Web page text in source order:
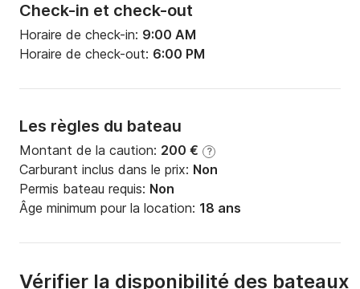
Check-in et check-out
Horaire de check-in: 9:00 AM
Horaire de check-out: 6:00 PM
Les règles du bateau
Montant de la caution: 200 € ?
Carburant inclus dans le prix: Non
Permis bateau requis: Non
Âge minimum pour la location: 18 ans
Vérifier la disponibilité des bateaux